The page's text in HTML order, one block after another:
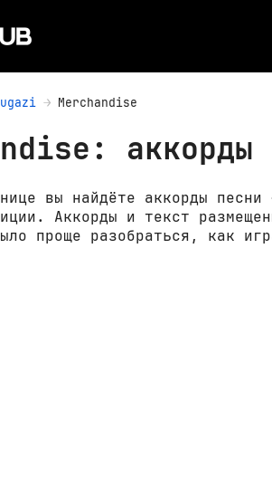
Merchandise
аккорды
вы найдёте аккорды
Аккорды и текст
проще разобраться, как